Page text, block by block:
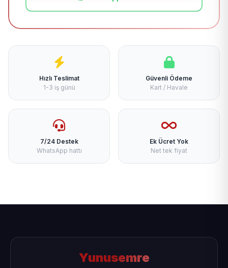
Hızlı Teslimat
1-3 iş günü
Güvenli Ödeme
Kart / Havale
7/24 Destek
WhatsApp hattı
Ek Ücret Yok
Net tek fiyat
Yunusemre